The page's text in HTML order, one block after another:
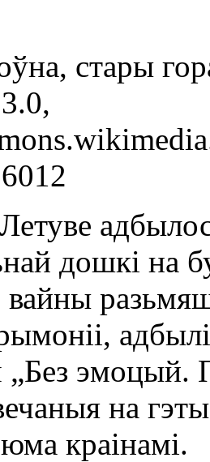
стары
дошкі на
вайны
„Без эмоцый.
на
краінамі.